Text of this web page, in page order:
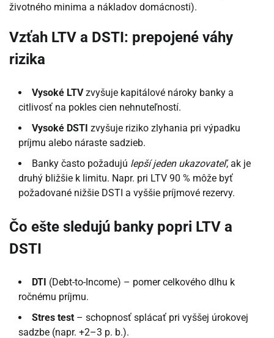
životného minima a nákladov domácnosti).
Vzťah LTV a DSTI: prepojené váhy
rizika
Vysoké LTVzvyšuje kapitálové nároky banky a
citlivosť na pokles cien nehnuteľností.
Vysoké DSTI zvyšuje riziko zlyhania pri výpadku
príjmu alebo náraste sadzieb.
Banky často požadujú lepší jeden ukazovateľ, ak je
druhý bližšie k limitu. Napr. pri LTV 90 % môže byť
požadované nižšie DSTI a vyššie príjmové rezervy.
Čo ešte sledujú banky popri LTV a
DSTI
DTI (Debt-to-Income) – pomer celkového dlhu k
ročnému príjmu.
Stres test – schopnosť splácať pri vyššej úrokovej
sadzbe (napr. +2–3 p. b.).